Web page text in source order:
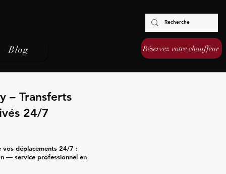
Blog Réservez votre chauffeur
– Transferts
24/7
déplacements 24/7 :
— service professionnel en